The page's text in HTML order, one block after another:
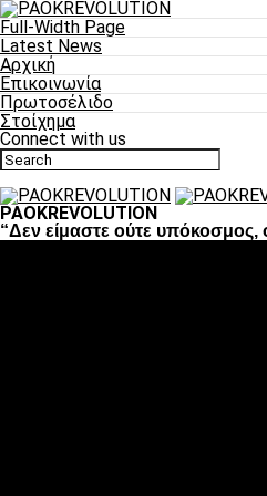
Full-Width Page
Latest News
Αρχική
Επικοινωνία
Πρωτοσέλιδο
Στοίχημα
Connect with us
PAOKREVOLUTION
“Δεν είμαστε ούτε υπόκοσμος,